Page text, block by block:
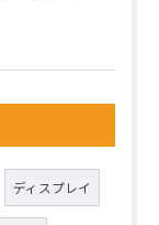
ディスプレイ